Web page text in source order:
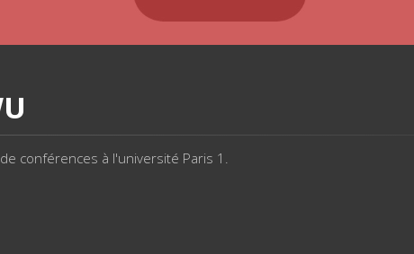
conférences à l'université Paris 1.